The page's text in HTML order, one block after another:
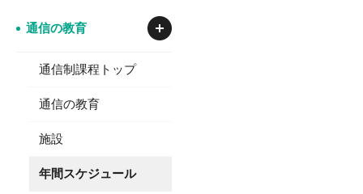
通信の教育
通信制課程トップ
通信の教育
施設
年間スケジュール